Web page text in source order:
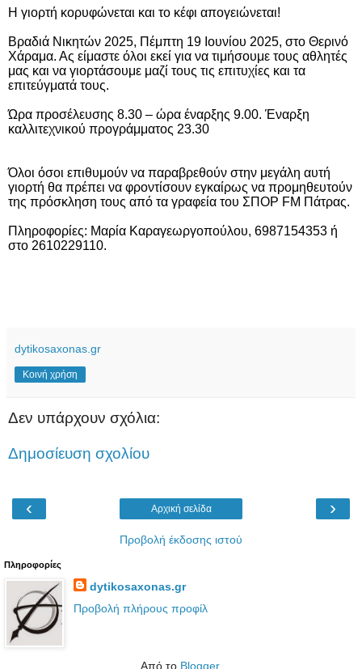
Η γιορτή κορυφώνεται και το κέφι απογειώνεται!
Βραδιά Νικητών 2025, Πέμπτη 19 Ιουνίου 2025, στο Θερινό
Χάραμα. Ας είμαστε όλοι εκεί για να τιμήσουμε τους αθλητές
μας και να γιορτάσουμε μαζί τους τις επιτυχίες και τα
επιτεύγματά τους.
Ώρα προσέλευσης 8.30 – ώρα έναρξης 9.00. Έναρξη
καλλιτεχνικού προγράμματος 23.30
Όλοι όσοι επιθυμούν να παραβρεθούν στην μεγάλη αυτή
γιορτή θα πρέπει να φροντίσουν εγκαίρως να προμηθευτούν
της πρόσκληση τους από τα γραφεία του ΣΠΟΡ FM Πάτρας.
Πληροφορίες: Μαρία Καραγεωργοπούλου, 6987154353 ή
στο 2610229110.
dytikosaxonas.gr
Κοινή χρήση
Δεν υπάρχουν σχόλια:
Δημοσίευση σχολίου
‹ ›
Αρχική σελίδα
Προβολή έκδοσης ιστού
Πληροφορίες
dytikosaxonas.gr
Προβολή πλήρους προφίλ
Από το Blogger.